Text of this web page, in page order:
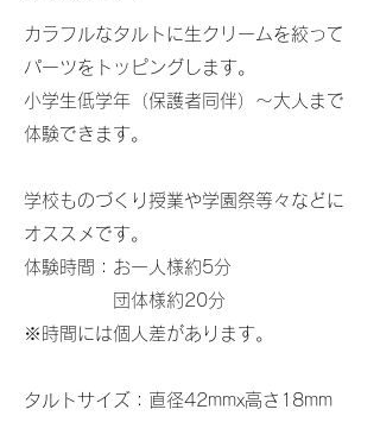
カラフルなタルトに生クリームを絞って
パーツをトッピングします。
小学生低学年（保護者同伴）～大人まで
体験できます。
学校ものづくり授業や学園祭等々などに
オススメです。
体験時間：お一人様約5分
団体様約20分
※時間には個人差があります。
タルトサイズ：直径42mmx高さ18mm